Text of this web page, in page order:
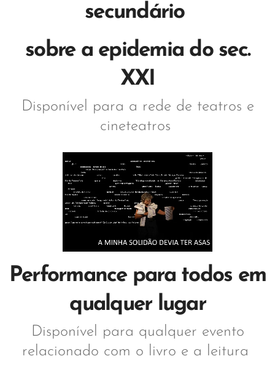
secundário
sobre a epidemia do sec.
XXI
Disponível para a rede de teatros e
cineteatros
Performance para todos em
qualquer lugar
Disponível para qualquer evento
relacionado com o livro e a leitura